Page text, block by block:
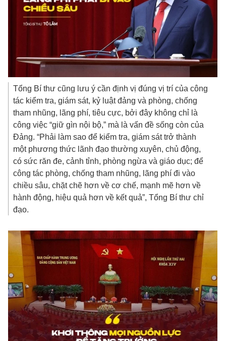
Tổng Bí thư cũng lưu ý cần định vị đúng vị trí của công
tác kiểm tra, giám sát, kỷ luật đảng và phòng, chống
tham nhũng, lãng phí, tiêu cực, bởi đây không chỉ là
công việc “giữ gìn nội bộ,” mà là vấn đề sống còn của
Đảng. “Phải làm sao để kiểm tra, giám sát trở thành
một phương thức lãnh đạo thường xuyên, chủ động,
có sức răn đe, cảnh tỉnh, phòng ngừa và giáo dục; để
công tác phòng, chống tham nhũng, lãng phí đi vào
chiều sâu, chặt chẽ hơn về cơ chế, mạnh mẽ hơn về
hành động, hiệu quả hơn về kết quả”, Tổng Bí thư chỉ
đạo.